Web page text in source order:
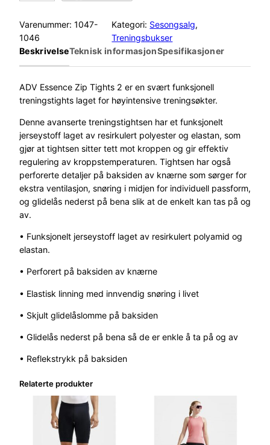
a
f
t
v
E
s
e
n
c
e
Z
i
p
T
h
2
a
S
Varenummer: 1047-
1046
Kategori: Sesongsalg
Treningsbukser
BeskrivelseTeknisk informasjonSpesifikasjoner
ADV Essence Zip Tights 2 er en svært funksjonell
treningstights laget for høyintensive treningsøkter.
Denne avanserte treningstightsen har et funksjonelt
jerseystoff laget av resirkulert polyester og elastan, som
gjør at tightsen sitter tett mot kroppen og gir effektiv
regulering av kroppstemperaturen. Tightsen har også
perforerte detaljer på baksiden av knærne som sørger for
ekstra ventilasjon, snøring i midjen for individuell passform,
og glidelås nederst på bena slik at de enkelt kan tas på og
av.
• Funksjonelt jerseystoff laget av resirkulert polyamid og
elastan.
• Perforert på baksiden av knærne
• Elastisk linning med innvendig snøring i livet
• Skjult glidelåslomme på baksiden
• Glidelås nederst på bena så de er enkle å ta på og av
• Reflekstrykk på baksiden
Relaterte produkter